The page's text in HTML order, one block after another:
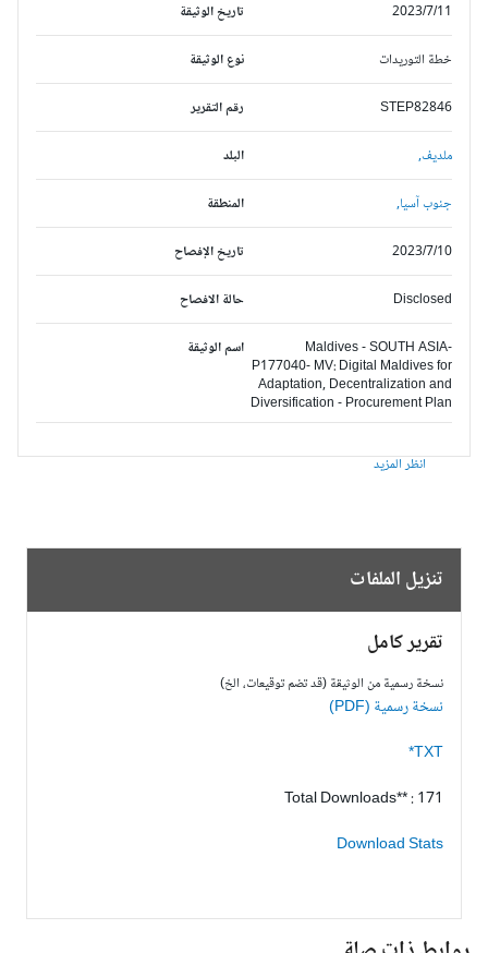
تاريخ الوثيقة 2023/7/11
نوع الوثيقة خطة التوريدات
رقم التقرير STEP82846
البلد ملديف,
المنطقة جنوب آسيا,
تاريخ الإفصاح 2023/7/10
حالة الافصاح Disclosed
اسم الوثيقة
Maldives - SOUTH ASIA-
P177040- MV: Digital Maldives for
Adaptation, Decentralization and
Diversification - Procurement Plan
انظر المزيد
تنزيل الملفات
تقرير كامل
نسخة رسمية من الوثيقة (قد تضم توقيعات، الخ)
نسخة رسمية (PDF)
TXT*
Total Downloads** : 171
Download Stats